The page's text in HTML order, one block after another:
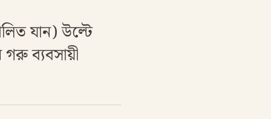
যান) উল্টে
ব্যবসায়ী